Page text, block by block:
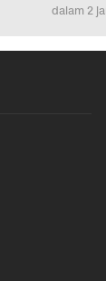
dalam 2